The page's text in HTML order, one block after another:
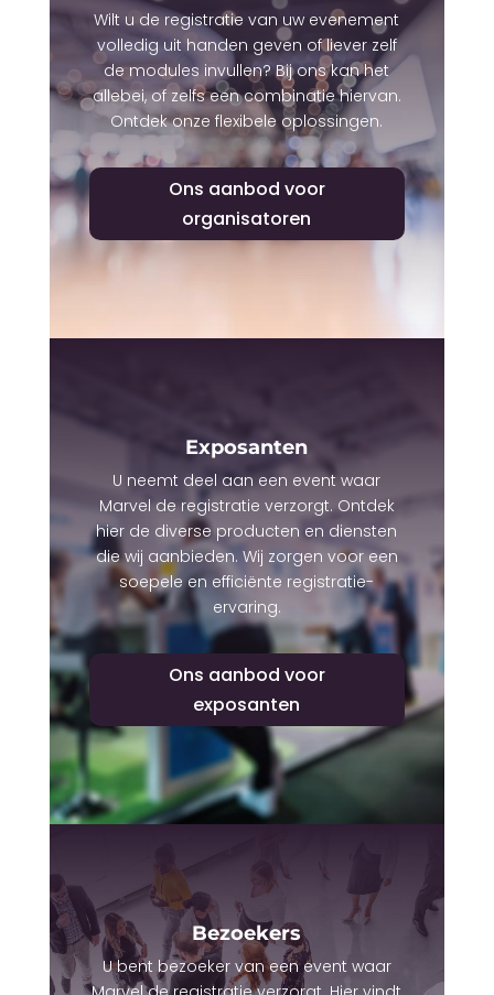
Wilt u de registratie van uw evenement
volledig uit handen geven of liever zelf
de modules invullen? Bij ons kan het
allebei, of zelfs een combinatie hiervan.
Ontdek onze flexibele oplossingen.
Ons aanbod voor
organisatoren
Exposanten
U neemt deel aan een event waar
Marvel de registratie verzorgt. Ontdek
hier de diverse producten en diensten
die wij aanbieden. Wij zorgen voor een
soepele en efficiënte registratie-
ervaring.
Ons aanbod voor
exposanten
Bezoekers
U bent bezoeker van een event waar